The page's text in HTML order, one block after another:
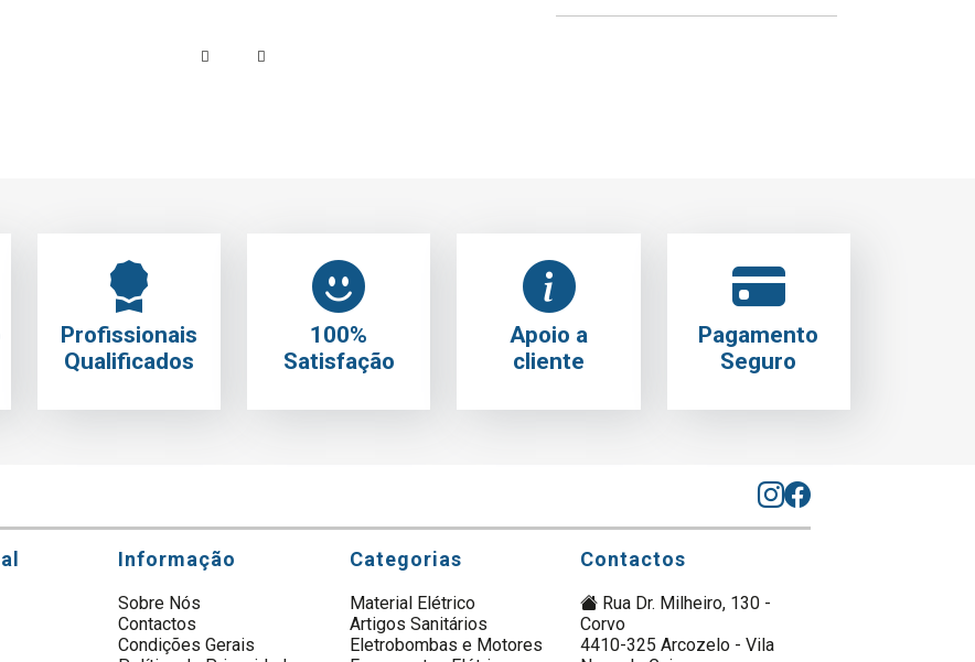
Profissionais
Qualificados
100%
Satisfação
Apoio a
cliente
Pagamento
Seguro
Informação
Sobre Nós
Contactos
Condições Gerais
Categorias
Material Elétrico
Artigos Sanitários
Eletrobombas e Motores
Contactos
Rua Dr. Milheiro, 130 -
Corvo
4410-325 Arcozelo - Vila